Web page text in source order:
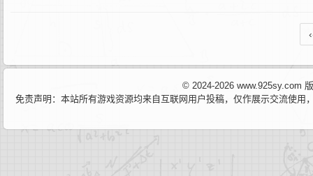
© 2024-2026 www.925sy.com
免责声明：本站所有游戏资源均来自互联网用户投稿，仅作展示交流使